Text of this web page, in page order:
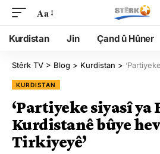
Aa
Kurdistan Jin Çand û Hûner
Stêrk TV > Blog > Kurdistan > ‘Partiyeke siyasî
KURDISTAN
‘Partiyeke siyasî ya
Kurdistanê bûye
Tirkiyeyê’